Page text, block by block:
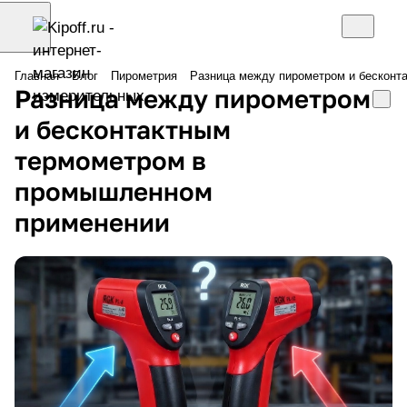
Главная Блог Пирометрия Разница между пирометром и
Разница между пирометром
и бесконтактным
термометром в
промышленном
применении